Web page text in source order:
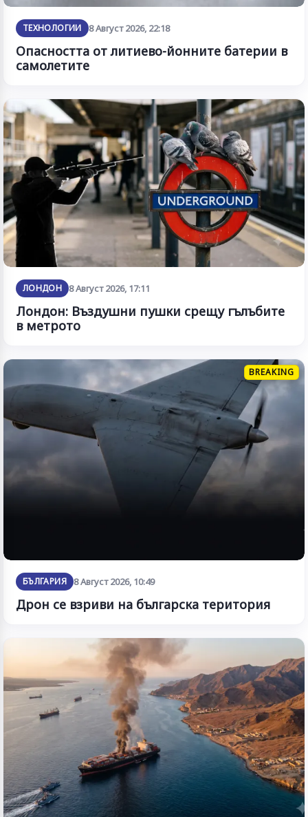
ТЕХНОЛОГИИ 8 Август 2026, 22:18
Опасността от литиево-йонните батерии в
самолетите
ЛОНДОН 8 Август 2026, 17:11
Лондон: Въздушни пушки срещу гълъбите
в метрото
BREAKING
БЪЛГАРИЯ 8 Август 2026, 10:49
Дрон се взриви на българска територия